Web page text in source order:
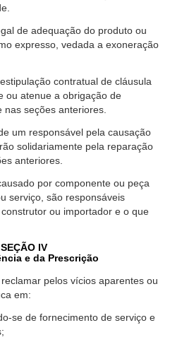
de adequação do produto ou
expresso, vedada a exoneração
contratual de cláusula
ou atenue a obrigação de
seções anteriores.
um responsável pela causação
solidariamente pela reparação
anteriores.
por componente ou peça
serviço, são responsáveis
ou importador e o que
SEÇÃO IV
e da Prescrição
pelos vícios aparentes ou
em:
se de fornecimento de serviço e